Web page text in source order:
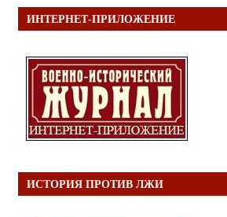
ИНТЕРНЕТ-ПРИЛОЖЕНИЕ
ИСТОРИЯ ПРОТИВ ЛЖИ